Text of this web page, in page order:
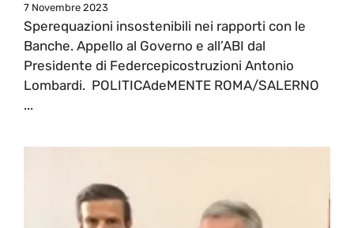
7 Novembre 2023
Sperequazioni insostenibili nei rapporti con le
Banche. Appello al Governo e all’ABI dal
Presidente di Federcepicostruzioni Antonio
Lombardi. POLITICAdeMENTE ROMA/SALERNO
...